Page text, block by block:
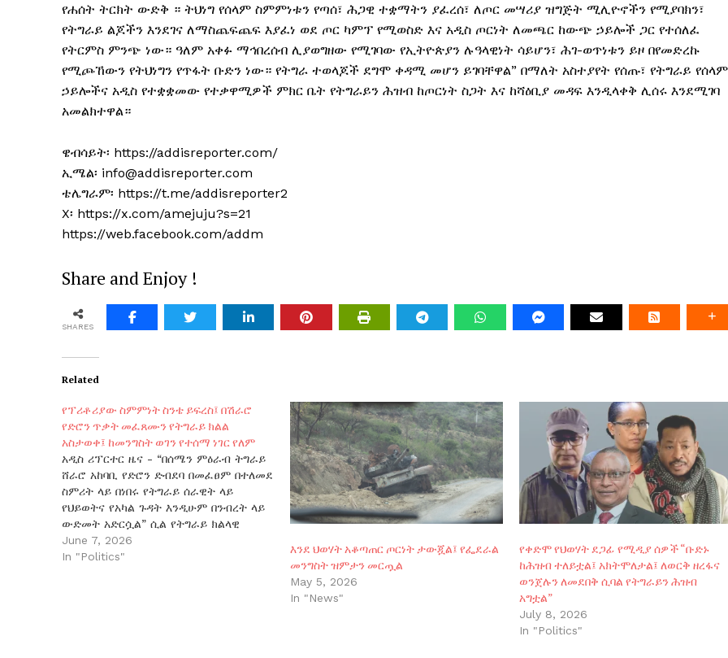
የሐሰት ትርክት ውድቅ ። ትህነግ የሰላም ስምምነቱን የጣሰ፣ ሕጋዊ ተቋማትን ያፈረሰ፣ ለጦር መሣሪያ ዝግጅት ሚሊዮኖችን የሚያባክን፣
የትግራይ ልጆችን እንደገና ለማስጨፍጨፍ እያፈነ ወደ ጦር ካምፕ የሚወስድ እና አዲስ ጦርነት ለመጫር ከውጭ ኃይሎች ጋር የተሰለፈ
የትርምስ ምንጭ ነው። ዓለም አቀፉ ማኅበረሰብ ሊያወግዘው የሚገባው የኢትዮጵያን ሉዓላዊነት ሳይሆን፣ ሕገ-ወጥነቱን ይዞ በየመድረኩ
የሚጮኸውን የትህነግን የጥፋት ቡድን ነው። የትግራ ተወላጆች ደግሞ ቀዳሚ መሆን ይገባቸዋል” በማለት አስተያየት የሰጡ፣ የትግራይ የሰላም
ኃይሎችና አዲስ የተቋቋመው የተቃዋሚዎች ምክር ቤት የትግራይን ሕዝብ ከጦርነት ስጋት እና ከሻዕቢያ መዳፍ እንዲላቀቅ ሊሰሩ እንደሚገባ
አመልክተዋል።
ዌብሳይት፡ https://addisreporter.com/
ኢሜል፡ info@addisreporter.com
ቴሌግራም፡ https://t.me/addisreporter2
X፡ https://x.com/amejuju?s=21
https://web.facebook.com/addm
Share and Enjoy !
SHARES
Related
የፕሪቶሪያው ስምምነት ስንቴ ይፍረስ፤ በሽራሮ
የድሮን ጥቃት መፈጸሙን የትግራይ ክልል
አስታወቀ፤ ከመንግስት ወገን የተሰማ ነገር የለም
አዲስ ሪፕርተር ዜና - “በሰሜን ምዕራብ ትግራይ
ሸራሮ አከባቢ የድሮን ድብደባ በመፈፀም በተለመደ
ስምሪት ላይ በነበሩ የትግራይ ሰራዊት ላይ
የህይወትና የአካል ጉዳት እንዲሁም በንብረት ላይ
ውድመት አድርሷል” ሲል የትግራይ ክልላዊ
መንግስት ጽህፈት ቤት መንግስትን ከሰሰ።
ከመንግስት ወገን የተባለ ነገር የለም። “መላ
June 7, 2026
In "Politics"
እንደ ህወሃት አቆጣጠር ጦርነት ታውጇል፤ የፌደራል
መንግስት ዝምታን መርጧል
May 5, 2026
In "News"
የቀድሞ የህወሃት ደጋፊ የሚዲያ ሰዎች “ቡድኑ
ከሕዝብ ተለይቷል፤ አክትሞለታል፤ ለወርቅ ዘረፋና
ወንጀሉን ለመደበቅ ሲባል የትግራይን ሕዝብ
አግቷል”
July 8, 2026
In "Politics"